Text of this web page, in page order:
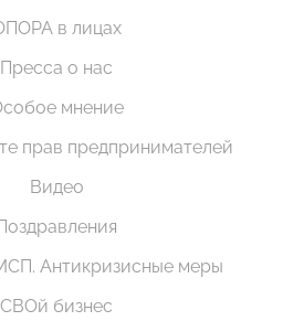
в лицах
Пресса о нас
мнение
прав предпринимателей
Видео
Антикризисные меры
СВОй бизнес